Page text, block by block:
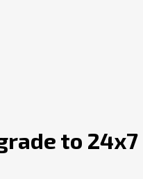
to 24x7